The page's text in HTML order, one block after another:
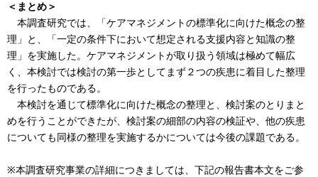
＜まとめ＞
本調査研究では、「ケアマネジメントの標準化に向けた概念の整
理」と、「一定の条件下において想定される支援内容と知識の整
理」を実施した。ケアマネジメントが取り扱う領域は極めて幅広
く、本検討では検討の第一歩としてまず２つの疾患に着目した整理
を行ったものである。
本検討を通じて標準化に向けた概念の整理と、検討案のとりまと
めを行うことができたが、検討案の細部の内容の検証や、他の疾患
についても同様の整理を実施するかについては今後の課題である。
※本調査研究事業の詳細につきましては、下記の報告書本文をご参